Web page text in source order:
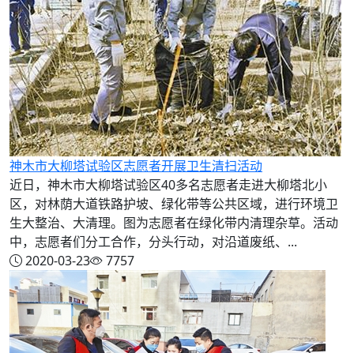
神木市大柳塔试验区志愿者开展卫生清扫活动
近日，神木市大柳塔试验区40多名志愿者走进大柳塔北小
区，对林荫大道铁路护坡、绿化带等公共区域，进行环境卫
生大整治、大清理。图为志愿者在绿化带内清理杂草。活动
中，志愿者们分工合作，分头行动，对沿道废纸、...
2020-03-23
7757